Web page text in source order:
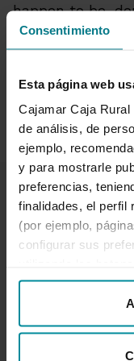
Consentimiento
Esta página web
Cajamar Caja
de análisis, de
ejemplo,
y para mostrarle
preferencias,
finalidades, el perfil
(por ejemplo,
configurar sus
“Detalles”.
como cambiar el
desde nuestra
happen to be,
for some of our
register for the
option to sign
Complaints and
Branches and
Unlock online